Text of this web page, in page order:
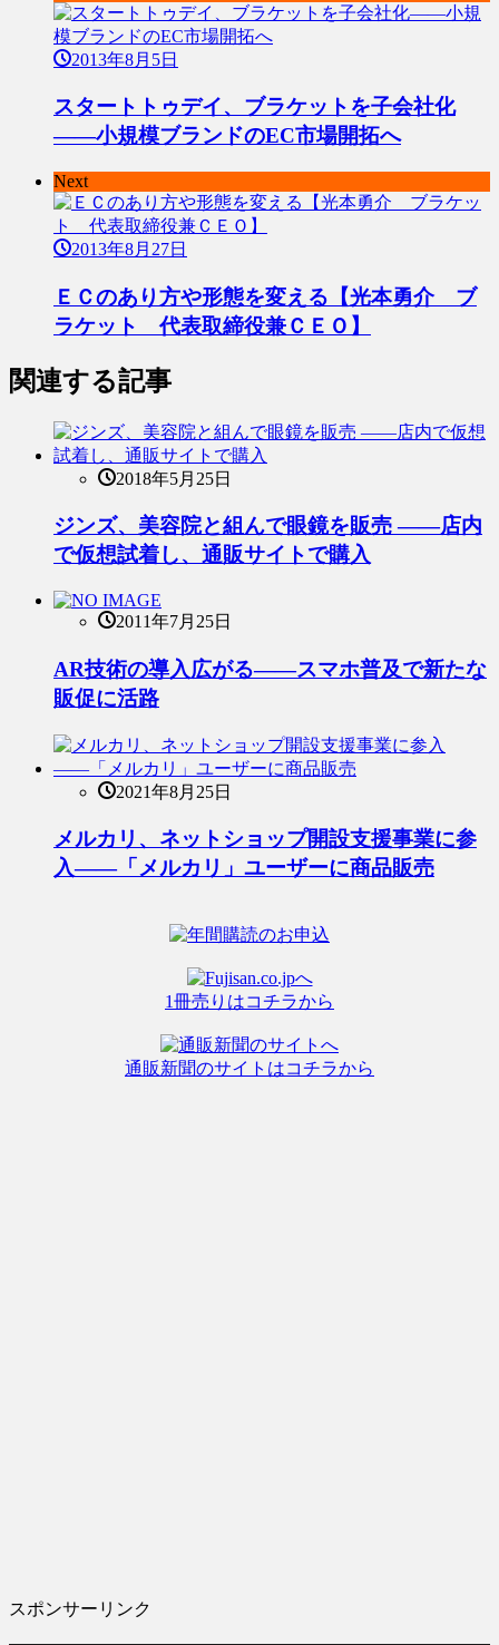
2013年8月5日
スタートトゥデイ、ブラケットを子会社化
――小規模ブランドのEC市場開拓へ
Next
2013年8月27日
ＥＣのあり方や形態を変える【光本勇介 ブ
ラケット 代表取締役兼ＣＥＯ】
関連する記事
2018年5月25日
ジンズ、美容院と組んで眼鏡を販売 ――店内
で仮想試着し、通販サイトで購入
2011年7月25日
AR技術の導入広がる――スマホ普及で新たな
販促に活路
2021年8月25日
メルカリ、ネットショップ開設支援事業に参
入――「メルカリ」ユーザーに商品販売
1冊売りはコチラから
通販新聞のサイトはコチラから
スポンサーリンク